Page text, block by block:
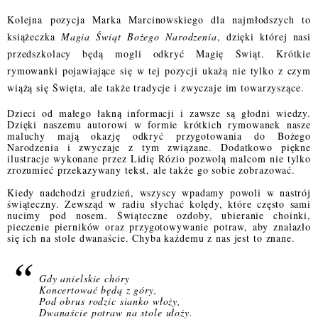
Kolejna pozycja Marka Marcinowskiego dla najmłodszych to
książeczka Magia Świąt Bożego Narodzenia, dzięki której nasi
przedszkolacy będą mogli odkryć Magię Świąt. Krótkie
rymowanki pojawiające się w tej pozycji ukażą nie tylko z czym
wiążą się Święta, ale także tradycje i zwyczaje im towarzyszące.
Dzieci od małego łakną informacji i zawsze są głodni wiedzy.
Dzięki naszemu autorowi w formie krótkich rymowanek nasze
maluchy mają okazję odkryć przygotowania do Bożego
Narodzenia i zwyczaje z tym związane. Dodatkowo piękne
ilustracje wykonane przez Lidię Rózio pozwolą malcom nie tylko
zrozumieć przekazywany tekst, ale także go sobie zobrazować.
Kiedy nadchodzi grudzień, wszyscy wpadamy powoli w nastrój
świąteczny. Zewsząd w radiu słychać kolędy, które często sami
nucimy pod nosem. Świąteczne ozdoby, ubieranie choinki,
pieczenie pierników oraz przygotowywanie potraw, aby znalazło
się ich na stole dwanaście. Chyba każdemu z nas jest to znane.
Gdy anielskie chóry
Koncertować będą z góry,
Pod obrus rodzic sianko włoży,
Dwanaście potraw na stole ułoży.